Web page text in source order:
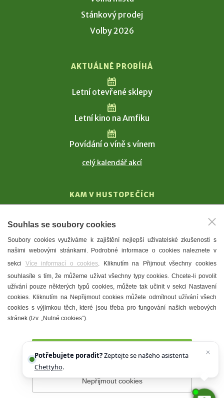
Stánkový prodej
Volby 2026
AKTUÁLNĚ PROBÍHÁ
Letní otevřené sklepy
Letní kino na Amfiku
Povídání o víně s vínem
celý kalendář akcí
KAM V HUSTOPEČÍCH
T. G. Masaryk
Mandloně
Ubytování
Restaurace
Městské muzeum a galerie
Denní meníčka
Prohlášení o přístupnosti Správce webu
Souhlas se soubory cookies
Soubory cookies využíváme k zajištění nejlepší uživatelské zkušenosti s
našimi webovými stránkami. Podrobné informace o cookies naleznete v
sekci Více informací o cookies. Kliknutím na Přijmout všechny cookies
souhlasíte s tím, že můžeme užívat všechny typy cookies. Chcete-li povolit
užívání pouze některých typů cookies, můžete tak učinit v sekci Nastavení
cookies. Kliknutím na Nepřijmout cookies můžete odmítnout užívání všech
cookies s výjimkou těch, které jsou třeba pro fungování našich webových
stránek (tzv. „Nutné cookies“).
Nepřijmout cookies
Potřebujete poradit?Zeptejte se našeho asistenta
Chettyho.